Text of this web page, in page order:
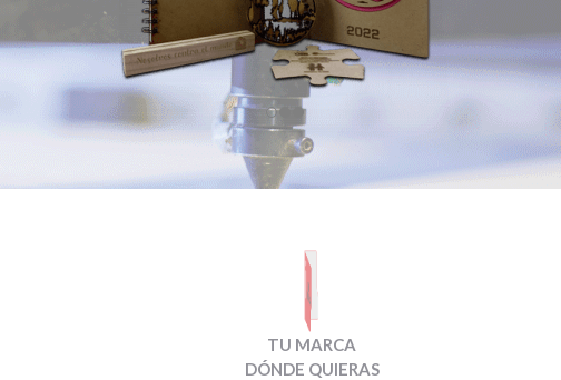
TU MARCA
DÓNDE QUIERAS